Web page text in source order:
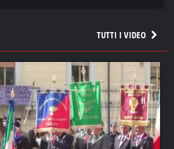
TUTTI I VIDEO